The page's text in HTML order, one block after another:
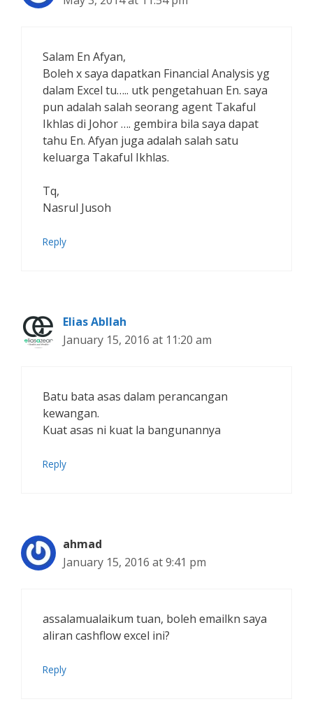
Salam En Afyan,
Boleh x saya dapatkan Financial Analysis yg
dalam Excel tu….. utk pengetahuan En. saya
pun adalah salah seorang agent Takaful
Ikhlas di Johor …. gembira bila saya dapat
tahu En. Afyan juga adalah salah satu
keluarga Takaful Ikhlas.
Tq,
Nasrul Jusoh
Reply
Elias Abllah
January 15, 2016 at 11:20 am
Batu bata asas dalam perancangan
kewangan.
Kuat asas ni kuat la bangunannya
Reply
ahmad
January 15, 2016 at 9:41 pm
assalamualaikum tuan, boleh emailkn saya
aliran cashflow excel ini?
Reply